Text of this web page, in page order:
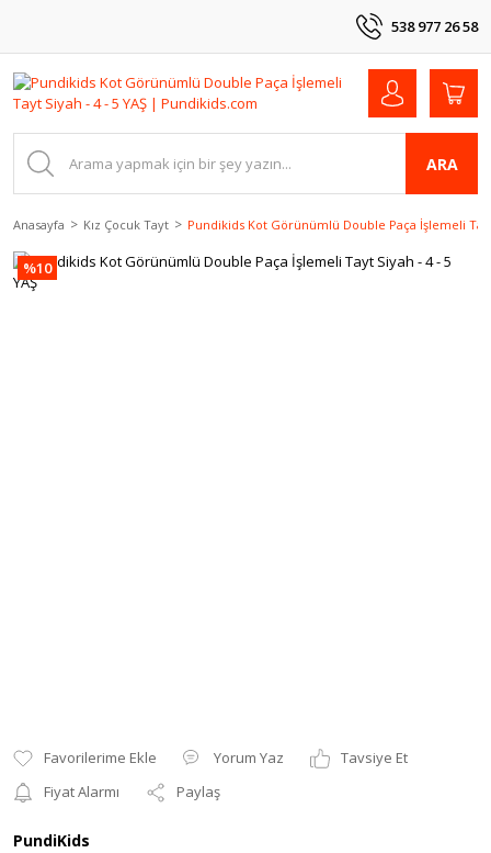
538 977 26 58
ARA
Anasayfa Kız Çocuk Tayt Pundikids Kot Görünümlü Double Paça İşlemeli
%10
Yorum Yaz
Tavsiye Et
Fiyat Alarmı
Paylaş
PundiKids